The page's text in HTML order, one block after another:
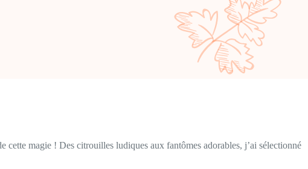
magie ! Des citrouilles ludiques aux fantômes adorables, j’ai sélectionné